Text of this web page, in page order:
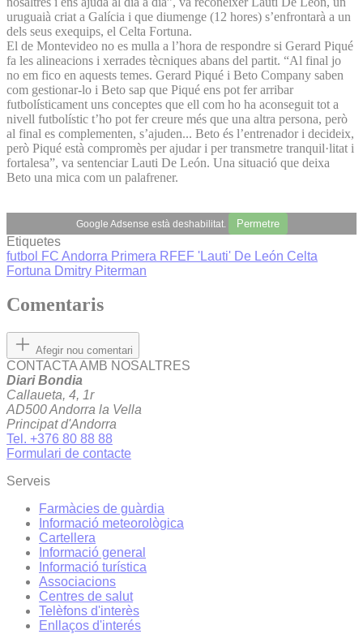
uruguaià criat a Galícia i que diumenge (12 hores) s’enfrontarà a un
dels seus exequips, el Celta Fortuna.
El de Montevideo no es mulla a l’hora de respondre si Gerard Piqué
fa les alineacions i xerrades tècniques abans del partit. “Al final jo
no em fico en aquests temes. Gerard Piqué i Beto Company saben
com gestionar-lo i Beto sap que Piqué ens pot fer arribar
futbolísticament uns conceptes que ell com ho ha aconseguit tot a
nivell futbolístic t’ho pot fer creure més que una altra persona, però
al final es complementen, s’ajuden... Beto és l’entrenador i decideix,
però Piqué està compromès per ajudar i per transmetre tranquil·litat i
fortalesa”, va sentenciar Lauti De León. Una situació que deixa
Beto una mica com un palafrener.
Google Adsense està deshabilitat. Permetre
Etiquetes
futbol FC Andorra Primera RFEF 'Lauti' De León Celta
Fortuna Dmitry Piterman
Comentaris
Afegir nou comentari
CONTACTA AMB NOSALTRES
Diari Bondia
Callaueta, 4, 1r
AD500 Andorra la Vella
Principat d'Andorra
Tel. +376 80 88 88
Formulari de contacte
Serveis
Farmàcies de guàrdia
Informació meteorològica
Cartellera
Informació general
Informació turística
Associacions
Centres de salut
Telèfons d'interès
Enllaços d'interés